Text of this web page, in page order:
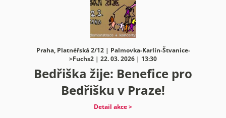
Praha, Platnéřská 2/12 | Palmovka-Karlín-Štvanice-
>Fuchs2 | 22. 03. 2026 | 13:30
Bedřiška žije: Benefice pro
Bedřišku v Praze!
Detail akce >